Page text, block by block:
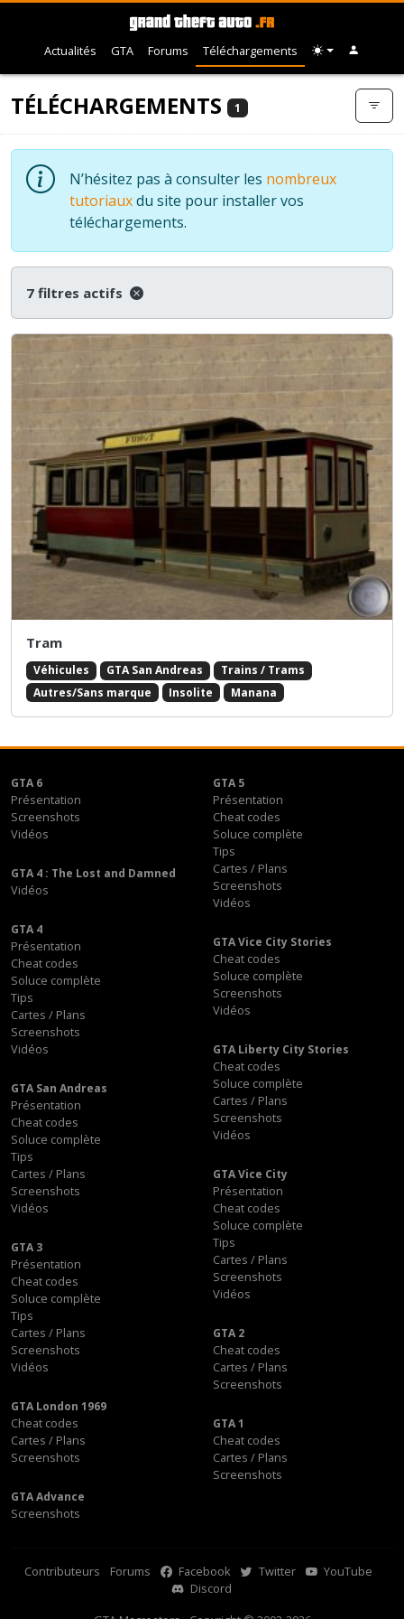
Actualités GTA Forums Téléchargements
TÉLÉCHARGEMENTS 1
N’hésitez pas à consulter les nombreux
tutoriauxdu site pour installer vos
téléchargements.
7 filtres actifs
Tram
Véhicules GTA San Andreas
Trains / Trams
Autres/Sans marque
Insolite Manana
GTA 6
Présentation
Screenshots
Vidéos
GTA 5
Présentation
Cheat codes
Soluce complète
Tips
Cartes / Plans
Screenshots
Vidéos
GTA 4 : The Lost and Damned
Vidéos
GTA 4
Présentation
Cheat codes
Soluce complète
Tips
Cartes / Plans
Screenshots
Vidéos
GTA Vice City Stories
Cheat codes
Soluce complète
Screenshots
Vidéos
GTA Liberty City Stories
Cheat codes
Soluce complète
Cartes / Plans
Screenshots
Vidéos
GTA San Andreas
Présentation
Cheat codes
Soluce complète
Tips
Cartes / Plans
Screenshots
Vidéos
GTA Vice City
Présentation
Cheat codes
Soluce complète
Tips
Cartes / Plans
Screenshots
Vidéos
GTA 3
Présentation
Cheat codes
Soluce complète
Tips
Cartes / Plans
Screenshots
Vidéos
GTA 2
Cheat codes
Cartes / Plans
Screenshots
GTA London 1969
Cheat codes
Cartes / Plans
Screenshots
GTA 1
Cheat codes
Cartes / Plans
Screenshots
GTA Advance
Screenshots
Contributeurs Forums Facebook Twitter
YouTube
Discord